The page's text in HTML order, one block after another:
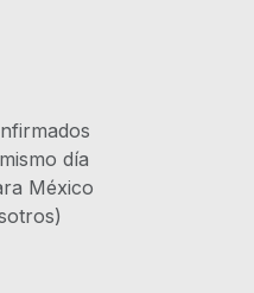
día
México